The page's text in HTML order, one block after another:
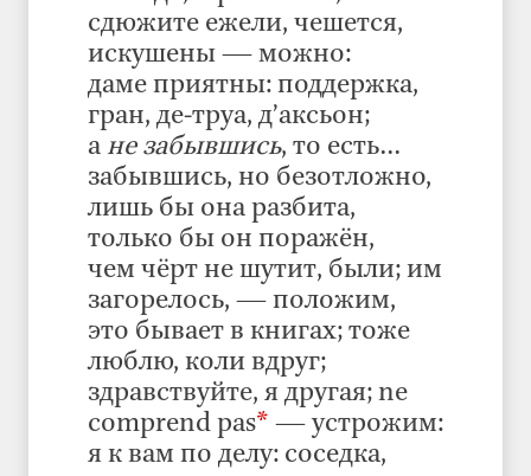
сдюжите ежели, чешется,
искушены — можно:
даме приятны: поддержка,
гран, де-труа, д’аксьон;
а не забывшись, то есть…
забывшись, но безотложно,
лишь бы она разбита,
только бы он поражён,
чем чёрт не шутит, были; им
загорелось, — положим,
это бывает в книгах; тоже
люблю, коли вдруг;
здравствуйте, я другая; ne
comprend pas* — устрожим:
я к вам по делу: соседка,